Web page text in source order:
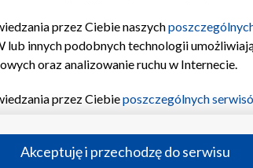
przez Ciebie naszych
innych podobnych technologii
oraz analizowanie ruchu w Internecie.
przez Ciebieposzczególnych
i funkcji: przechowywania informacji
reklam, tworzenia profilu
Akceptuję i przechodzę do serwisu